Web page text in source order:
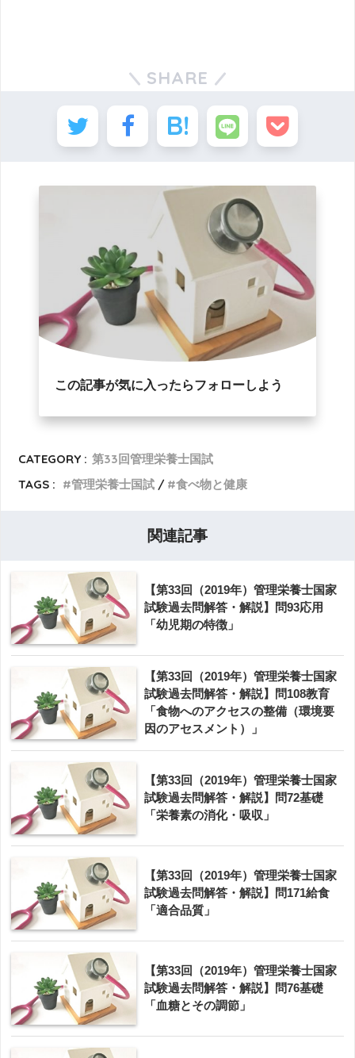
SHARE
この記事が気に入ったらフォローしよう
CATEGORY : 第33回管理栄養士国試
TAGS :
管理栄養士国試 食べ物と健康
関連記事
【第33回（2019年）管理栄養士国家
試験過去問解答・解説】問93応用
「幼児期の特徴」
【第33回（2019年）管理栄養士国家
試験過去問解答・解説】問108教育
「食物へのアクセスの整備（環境要
因のアセスメント）」
【第33回（2019年）管理栄養士国家
試験過去問解答・解説】問72基礎
「栄養素の消化・吸収」
【第33回（2019年）管理栄養士国家
試験過去問解答・解説】問171給食
「適合品質」
【第33回（2019年）管理栄養士国家
試験過去問解答・解説】問76基礎
「血糖とその調節」